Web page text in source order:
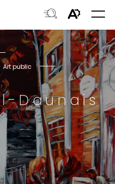
la
fenêtre
de
recherche.
Ouvrir
le
menu
Ouvrir
la
du
site
Art public
Daunais